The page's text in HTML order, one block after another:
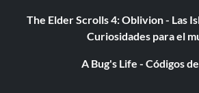
Objetivo: Mata a 250 zombis usando
The Elder Scrolls 4: Oblivion - Las
Curiosidades para el
A Bug's Life - Códigos